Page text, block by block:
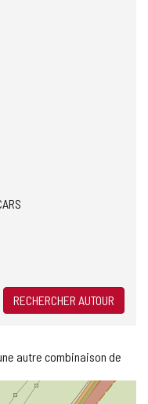
RECHERCHER AUTOUR
autre combinaison de